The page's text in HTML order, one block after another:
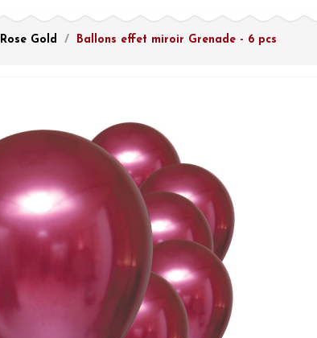
Rose Gold Ballons effet miroir Grenade - 6 pcs